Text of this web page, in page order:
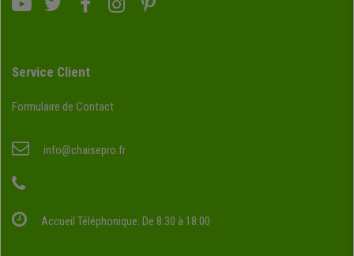
Service Client
Formulaire de Contact
info@chaisepro.fr
Accueil Téléphonique: De 8:30 à 18:00